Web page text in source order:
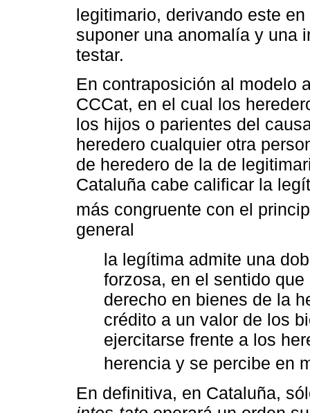
legitimario, derivando este
suponer una anomalía y una
testar.
En contraposición al modelo
CCCat, en el cual los
los hijos o parientes del
heredero cualquier otra
de heredero de la de
Cataluña cabe calificar la
más congruente con el
general
la legítima admite una
forzosa, en el sentido
derecho en bienes de la
crédito a un valor de los
ejercitarse frente a los
herencia y se percibe en
En definitiva, en Cataluña,